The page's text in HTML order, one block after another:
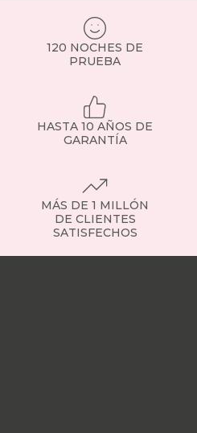
120 NOCHES DE
PRUEBA
HASTA 10 AÑOS DE
GARANTÍA
MÁS DE 1 MILLÓN
DE CLIENTES
SATISFECHOS